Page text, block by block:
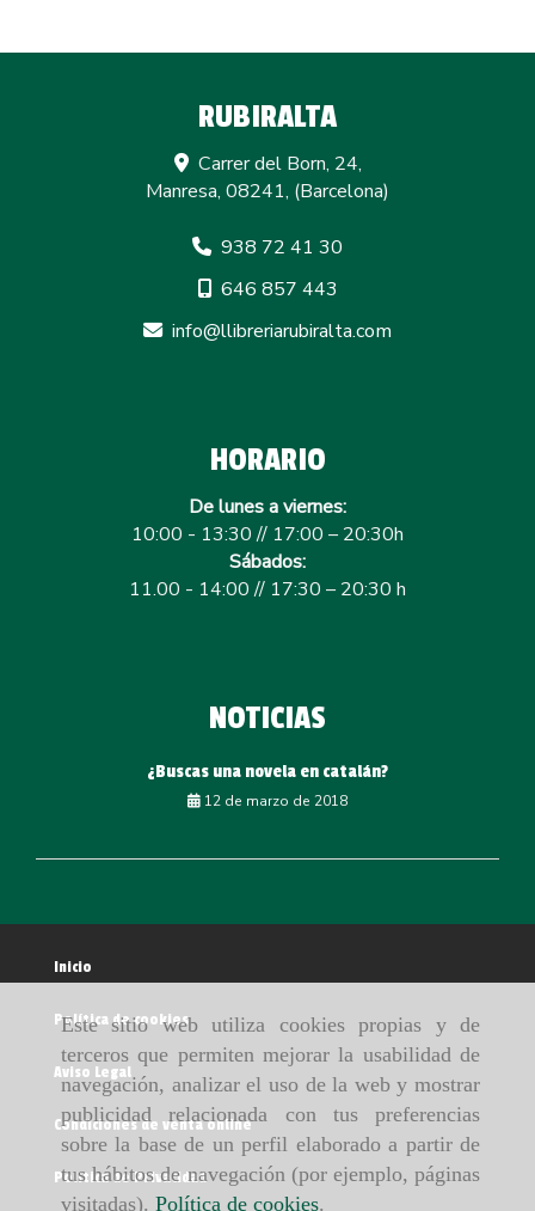
Este sitio web utiliza cookies propias y de
terceros que permiten mejorar la usabilidad de
navegación, analizar el uso de la web y mostrar
publicidad relacionada con tus preferencias
sobre la base de un perfil elaborado a partir de
tus hábitos de navegación (por ejemplo, páginas
visitadas). Política de cookies.
RUBIRALTA
Carrer del Born, 24,
Manresa, 08241, (Barcelona)
938 72 41 30
646 857 443
info
llibreriarubiralta.com
HORARIO
De lunes a viernes:
10:00 - 13:30 // 17:00 – 20:30h
Sábados:
11.00 - 14:00 // 17:30 – 20:30 h
NOTICIAS
¿Buscas una novela en catalán?
12 de marzo de 2018
Inicio
Política de cookies
Aviso Legal
Condiciones de venta online
Política de Privacidad